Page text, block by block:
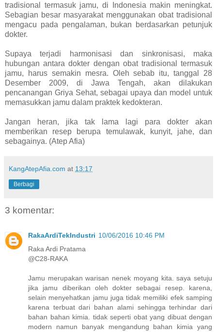
tradisional termasuk jamu, di Indonesia makin meningkat.
Sebagian besar masyarakat menggunakan obat tradisional
mengacu pada pengalaman, bukan berdasarkan petunjuk
dokter.
Supaya terjadi harmonisasi dan sinkronisasi, maka
hubungan antara dokter dengan obat tradisional termasuk
jamu, harus semakin mesra. Oleh sebab itu, tanggal 28
Desember 2009, di Jawa Tengah, akan dilakukan
pencanangan Griya Sehat, sebagai upaya dan model untuk
memasukkan jamu dalam praktek kedokteran.
Jangan heran, jika tak lama lagi para dokter akan
memberikan resep berupa temulawak, kunyit, jahe, dan
sebagainya. (Atep Afia)
KangAtepAfia.com at 13:17
Berbagi
3 komentar:
RakaArdiTekIndustri 10/06/2016 10:46 PM
Raka Ardi Pratama
@C28-RAKA
Jamu merupakan warisan nenek moyang kita. saya setuju
jika jamu diberikan oleh dokter sebagai resep. karena,
selain menyehatkan jamu juga tidak memiliki efek samping
karena terbuat dari bahan alami sehingga terhindar dari
bahan bahan kimia. tidak seperti obat yang dibuat dengan
modern namun banyak mengandung bahan kimia yang